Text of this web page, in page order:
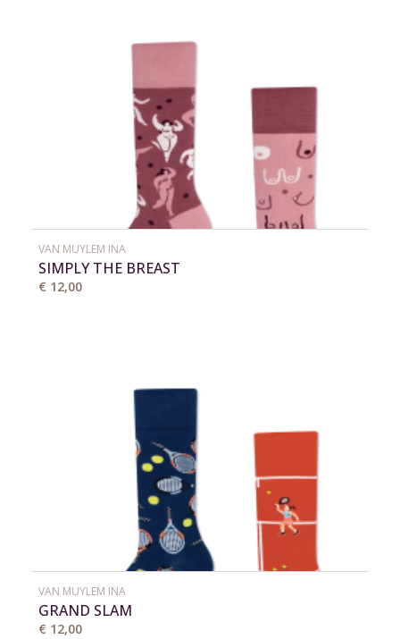
VAN MUYLEM INA
SIMPLY THE BREAST
€ 12,00
VAN MUYLEM INA
GRAND SLAM
€ 12,00